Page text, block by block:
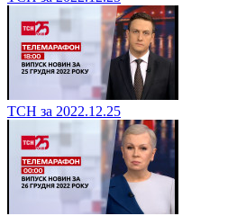
ТСН за 2022.12.25